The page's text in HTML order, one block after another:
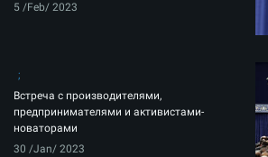
5 /Feb/ 2023
Встреча с производителями,
предпринимателями и активистами-
новаторами
30 /Jan/ 2023